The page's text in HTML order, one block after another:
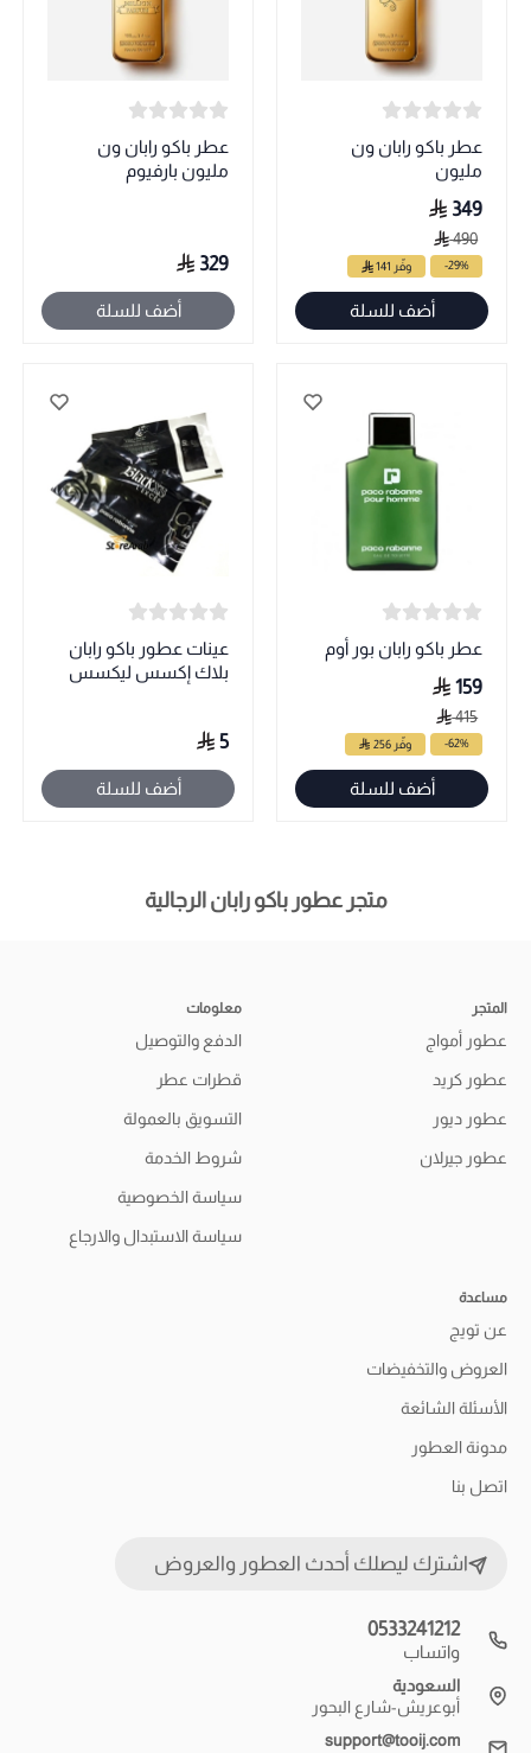
عطر باكو رابان ون
مليون
349
490
-29% وفّر 141
أضف للسلة
عطر باكو رابان ون
مليون بارفيوم
329
أضف للسلة
عطر باكو رابان بور أوم
159
415
-62% وفّر 256
أضف للسلة
عينات عطور باكو رابان
بلاك إكسس ليكسس
5
أضف للسلة
متجر عطور باكو رابان الرجالية
المتجر
عطور أمواج
عطور كريد
عطور ديور
عطور جيرلان
معلومات
الدفع والتوصيل
قطرات عطر
التسويق بالعمولة
شروط الخدمة
سياسة الخصوصية
سياسة الاستبدال والارجاع
مساعدة
عن تويج
العروض والتخفيضات
الأسئلة الشائعة
مدونة العطور
اتصل بنا
اشترك ليصلك أحدث العطور والعروض
0533241212
واتساب
السعودية
أبوعريش-شارع البحور
support@tooij.com